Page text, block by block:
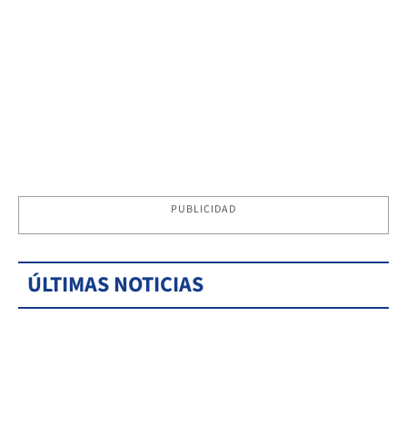
PUBLICIDAD
ÚLTIMAS NOTICIAS